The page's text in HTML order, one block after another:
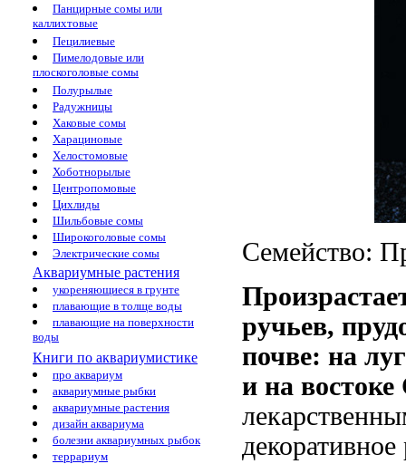
Панцирные сомы или
каллихтовые
Пецилиевые
Пимелодовые или
плоскоголовые сомы
Полурылые
Радужницы
Хаковые сомы
Харациновые
Хелостомовые
Хоботнорылые
Центропомовые
Цихлиды
Шильбовые сомы
Широкоголовые сомы
Электрические сомы
Аквариумные растения
укореняющиеся в грунте
плавающие в толще воды
плавающие на поверхности
воды
Книги по аквариумистике
про аквариум
аквариумные рыбки
аквариумные растения
дизайн аквариума
болезни аквариумных рыбок
террариум
Семейство:
ручьев,
почве: на
и на
декоративное